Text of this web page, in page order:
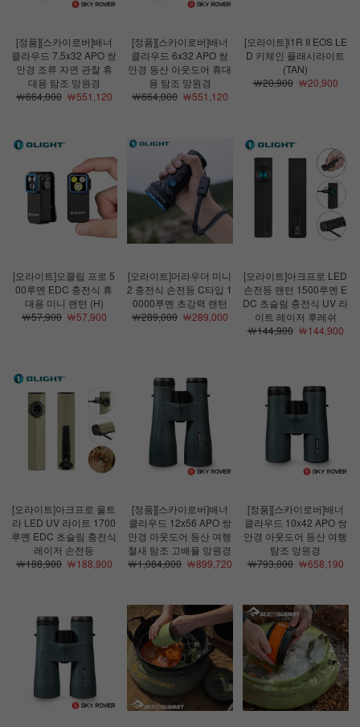
[정품][스카이로버]배너
클라우드 7.5x32 APO 쌍
안경 조류 자연 관찰 휴
대용 탐조 망원경
￦664,000￦551,120
[정품][스카이로버]배너
클라우드 6x32 APO 쌍
안경 등산 아웃도어 휴대
용 탐조 망원경
￦664,000￦551,120
[오라이트]i1R II EOS LE
D 키체인 플래시라이트
(TAN)
￦20,900￦20,900
[오라이트]오클립 프로 5
00루멘 EDC 충전식 휴
대용 미니 랜턴 (H)
￦57,900￦57,900
[오라이트]머라우더 미니
2 충전식 손전등 C타입 1
0000루멘 초강력 랜턴
￦289,000￦289,000
[오라이트]아크프로 LED
손전등 랜턴 1500루멘 E
DC 초슬림 충전식 UV 라
이트 레이저 후레쉬
￦144,900￦144,900
[오라이트]아크프로 울트
라 LED UV 라이트 1700
루멘 EDC 초슬림 충전식
레이저 손전등
￦188,900￦188,900
[정품][스카이로버]배너
클라우드 12x56 APO 쌍
안경 아웃도어 등산 여행
철새 탐조 고배율 망원경
￦1,084,000￦899,720
[정품][스카이로버]배너
클라우드 10x42 APO 쌍
안경 아웃도어 등산 여행
탐조 망원경
￦793,000￦658,190